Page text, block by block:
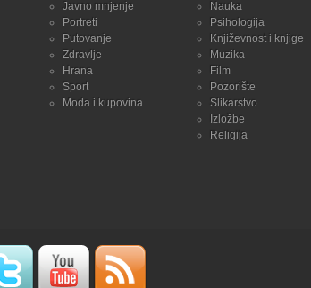
Javno mnjenje
Portreti
Putovanje
Zdravlje
Hrana
Sport
Moda i kupovina
Nauka
Psihologija
Književnost i knjige
Muzika
Film
Pozorište
Slikarstvo
Izložbe
Religija